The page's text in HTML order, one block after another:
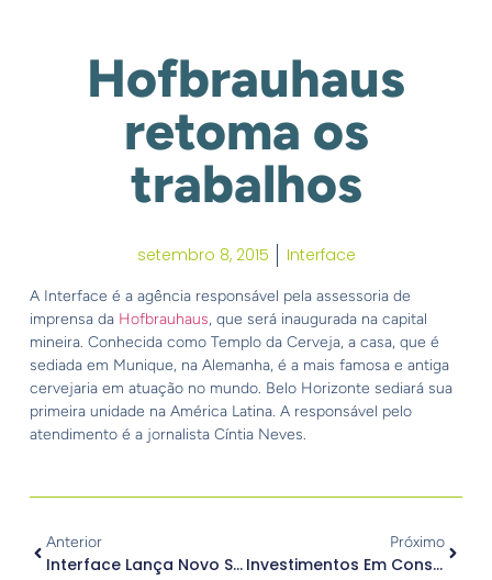
Hofbrauhaus
retoma os
trabalhos
setembro 8, 2015 Interface
A Interface é a agência responsável pela assessoria de
imprensa da Hofbrauhaus, que será inaugurada na capital
mineira. Conhecida como Templo da Cerveja, a casa, que é
sediada em Munique, na Alemanha, é a mais famosa e antiga
cervejaria em atuação no mundo. Belo Horizonte sediará sua
primeira unidade na América Latina. A responsável pelo
atendimento é a jornalista Cíntia Neves.
Anterior
Interface Lança Novo Site
Próximo
Investimentos Em Consultoria E Treinamento